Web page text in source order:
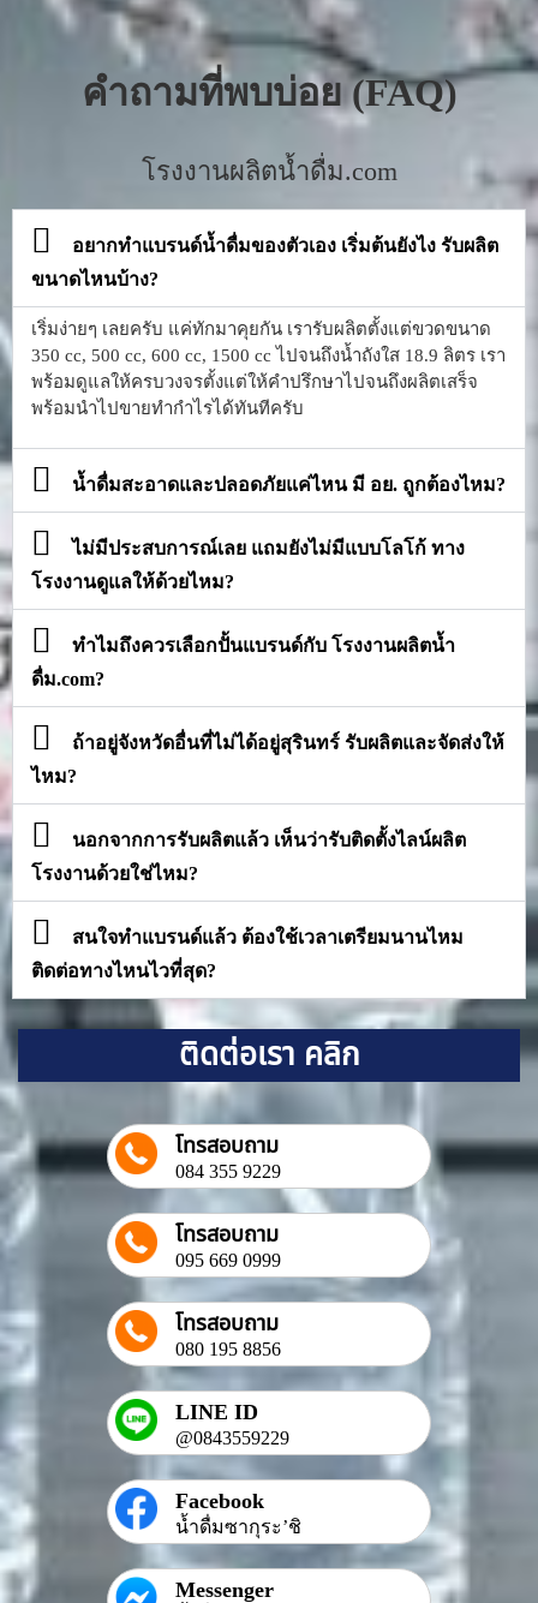
คำถามที่พบบ่อย (FAQ)
โรงงานผลิตน้ำดื่ม.com
อยากทำแบรนด์น้ำดื่มของตัวเอง เริ่มต้นยังไง รับผลิต
ขนาดไหนบ้าง?
เริ่มง่ายๆ เลยครับ แค่ทักมาคุยกัน เรารับผลิตตั้งแต่ขวดขนาด
350 cc, 500 cc, 600 cc, 1500 cc ไปจนถึงน้ำถังใส 18.9 ลิตร เรา
พร้อมดูแลให้ครบวงจรตั้งแต่ให้คำปรึกษาไปจนถึงผลิตเสร็จ
พร้อมนำไปขายทำกำไรได้ทันทีครับ
น้ำดื่มสะอาดและปลอดภัยแค่ไหน มี อย. ถูกต้องไหม?
ไม่มีประสบการณ์เลย แถมยังไม่มีแบบโลโก้ ทาง
โรงงานดูแลให้ด้วยไหม?
ทำไมถึงควรเลือกปั้นแบรนด์กับ โรงงานผลิตน้ำ
ดื่ม.com?
ถ้าอยู่จังหวัดอื่นที่ไม่ได้อยู่สุรินทร์ รับผลิตและจัดส่งให้
ไหม?
นอกจากการรับผลิตแล้ว เห็นว่ารับติดตั้งไลน์ผลิต
โรงงานด้วยใช่ไหม?
สนใจทำแบรนด์แล้ว ต้องใช้เวลาเตรียมนานไหม
ติดต่อทางไหนไวที่สุด?
ติดต่อเรา คลิก
โทรสอบถาม
084 355 9229
โทรสอบถาม
095 669 0999
โทรสอบถาม
080 195 8856
LINE ID
@0843559229
Facebook
น้ำดื่มซากุระ’ชิ
Messenger